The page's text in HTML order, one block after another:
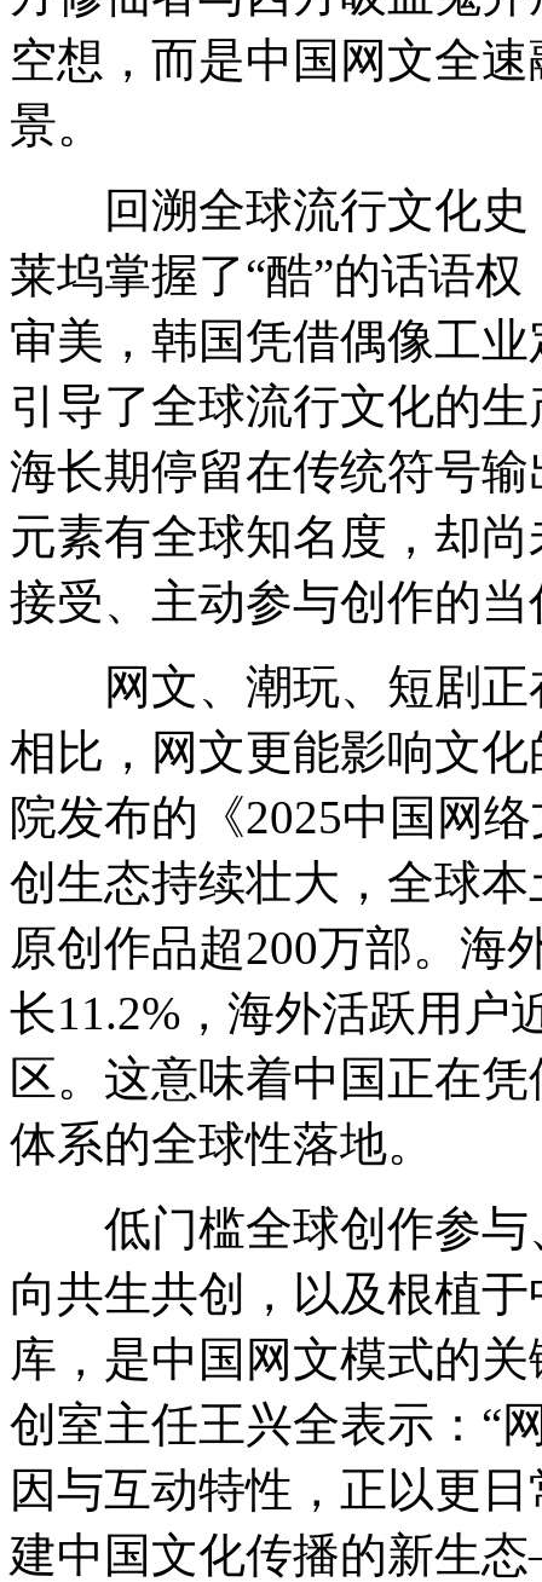
空想，而是中国网文全
景。
回溯全球流行文化史
莱坞掌握了“酷”的话语
审美，韩国凭借偶像工
引导了全球流行文化的
海长期停留在传统符号
元素有全球知名度，却
接受、主动参与创作的
网文、潮玩、短剧正
相比，网文更能影响文
院发布的《2025中国网
创生态持续壮大，全球
原创作品超200万部。海
长11.2%，海外活跃用户
区。这意味着中国正在
体系的全球性落地。
低门槛全球创作参与
向共生共创，以及根植
库，是中国网文模式的
创室主任王兴全表示：“
因与互动特性，正以更
建中国文化传播的新生